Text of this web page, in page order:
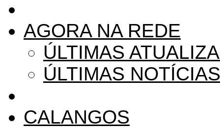
AGORA NA REDE
ÚLTIMAS
ÚLTIMAS NOTÍCIAS
CALANGOS